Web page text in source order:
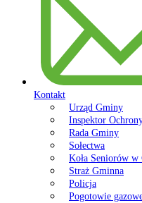
Kontakt
Urząd Gminy
Inspektor
Rada Gminy
Sołectwa
Koła Seniorów
Straż Gminna
Policja
Pogotowie